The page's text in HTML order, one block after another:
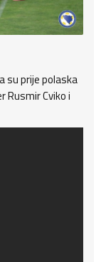
su prije polaska
Cviko i